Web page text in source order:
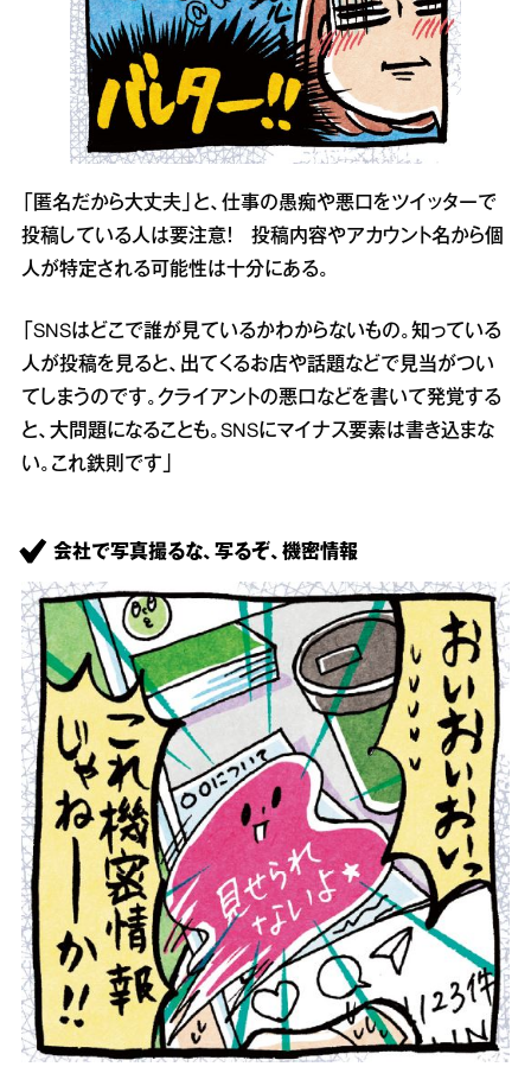
「匿名だから大丈夫」と、仕事の愚痴や悪口をツイッターで
投稿している人は要注意！ 投稿内容やアカウント名から個
人が特定される可能性は十分にある。
「SNSはどこで誰が見ているかわからないもの。知っている
人が投稿を見ると、出てくるお店や話題などで見当がつい
てしまうのです。クライアントの悪口などを書いて発覚する
と、大問題になることも。SNSにマイナス要素は書き込まな
い。これ鉄則です」
会社で写真撮るな、写るぞ、機密情報